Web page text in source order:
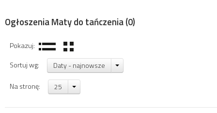
Ogłoszenia Maty do tańczenia(0)
Pokazuj:
Sortuj wg:
Daty - najnowsze
Na stronę: 25